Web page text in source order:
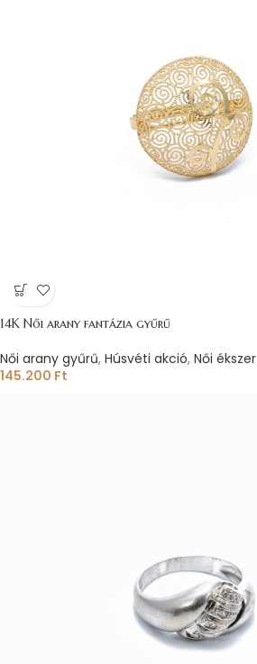
14K Női arany fantázia gyűrű
Női arany gyűrű, Húsvéti akció, Női ékszer
145.200 Ft